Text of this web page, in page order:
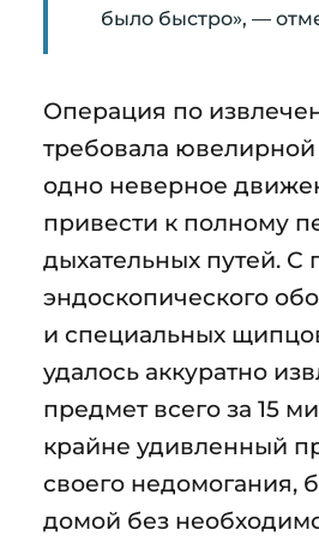
было быстро», —
Операция по
требовала
одно неверное
привести к полному
дыхательных путей.
эндоскопического
и специальных
удалось аккуратно
предмет всего за 15
крайне удивленный
своего недомогания,
домой без